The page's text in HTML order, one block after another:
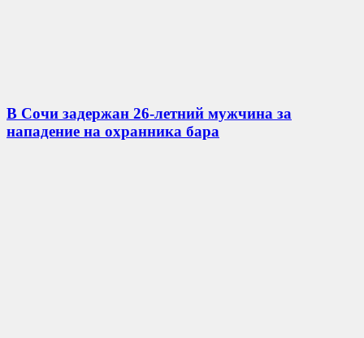
В Сочи задержан 26-летний мужчина за
нападение на охранника бара